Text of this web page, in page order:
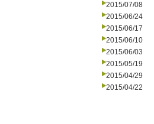
2015/07/08
2015/06/24
2015/06/17
2015/06/10
2015/06/03
2015/05/19
2015/04/29
2015/04/22